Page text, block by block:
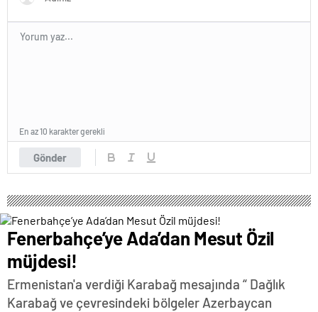
Gönder
En az 10 karakter gerekli
Fenerbahçe’ye Ada’dan Mesut Özil
müjdesi!
Ermenistan'a verdiği Karabağ mesajında “ Dağlık
Karabağ ve çevresindeki bölgeler Azerbaycan